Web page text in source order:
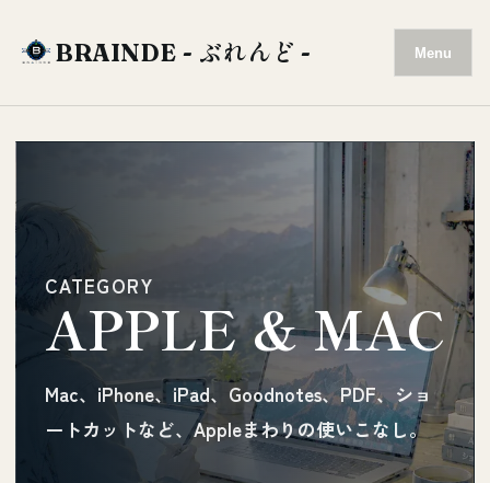
BRAINDE - ぶれんど - Menu
CATEGORY
APPLE & MAC
Mac、iPhone、iPad、Goodnotes、PDF、ショ
ートカットなど、Appleまわりの使いこなし。